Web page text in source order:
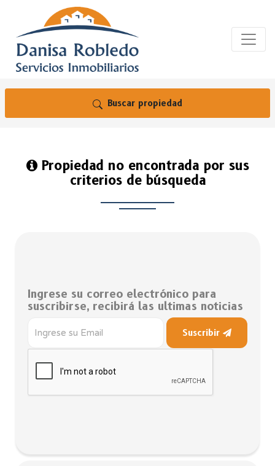
Buscar propiedad
Propiedad no encontrada por sus
criterios de búsqueda
Ingrese su correo electrónico para
suscribirse, recibirá las ultimas noticias
Suscribir